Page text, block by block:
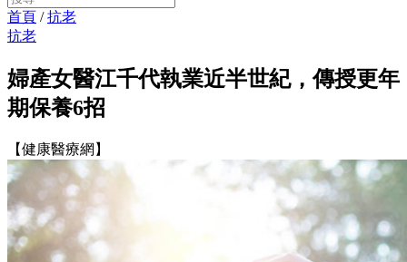
首頁 /抗老
抗老
婦產女醫江千代執業近半世紀，傳授更年
期保養6招
【健康醫療網】